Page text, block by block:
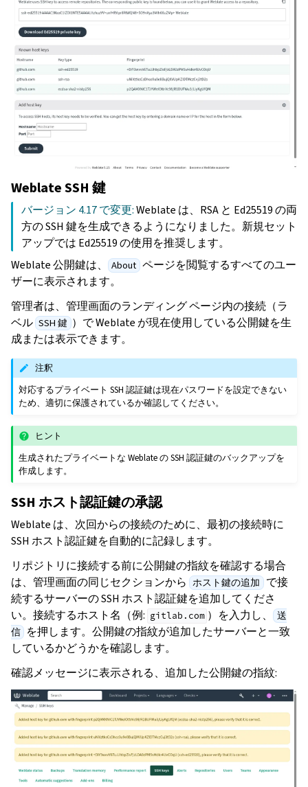
Weblate SSH 鍵
バージョン 4.17 で変更:Weblate は、RSA と Ed25519 の両
方の SSH 鍵を生成できるようになりました。新規セット
アップでは Ed25519 の使用を推奨します。
Weblate 公開鍵は、
About ページを閲覧するすべてのユー
ザーに表示されます。
管理者は、管理画面のランディング ページ内の接続（ラ
ベル SSH 鍵 ）で Weblate が現在使用している公開鍵を生
成または表示できます。
注釈
対応するプライベート SSH 認証鍵は現在パスワードを設定できない
ため、適切に保護されているか確認してください。
ヒント
生成されたプライベートな Weblate の SSH 認証鍵のバックアップを
作成します。
SSH ホスト認証鍵の承認
Weblate は、次回からの接続のために、最初の接続時に
SSH ホスト認証鍵を自動的に記録します。
リポジトリに接続する前に公開鍵の指紋を確認する場合
は、管理画面の同じセクションから ホスト鍵の追加 で接
続するサーバーの SSH ホスト認証鍵を追加してくださ
い。接続するホスト名（例: gitlab.com ）を入力し、 送
信 を押します。公開鍵の指紋が追加したサーバーと一致
しているかどうかを確認します。
確認メッセージに表示される、追加した公開鍵の指紋: